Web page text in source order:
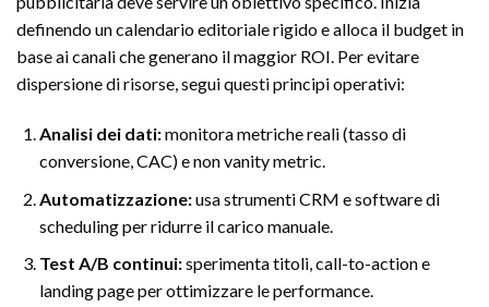
definendo un calendario editoriale rigido e alloca il budget in
base ai canali che generano il maggior ROI. Per evitare
dispersione di risorse, segui questi principi operativi:
Analisi dei dati:monitora metriche reali (tasso di
conversione, CAC) e non vanity metric.
Automatizzazione:usa strumenti CRM e software di
scheduling per ridurre il carico manuale.
Test A/B continui:sperimenta titoli, call-to-action e
landing page per ottimizzare le performance.